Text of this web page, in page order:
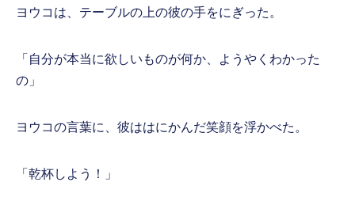
ヨウコは、テーブルの上の彼の手をにぎった。
「自分が本当に欲しいものが何か、ようやくわかった
の」
ヨウコの言葉に、彼ははにかんだ笑顔を浮かべた。
「乾杯しよう！」